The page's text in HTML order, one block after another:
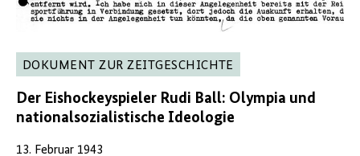
DOKUMENT ZUR ZEITGESCHICHTE
Der Eishockeyspieler Rudi Ball: Olympia und
nationalsozialistische Ideologie
13. Februar 1943